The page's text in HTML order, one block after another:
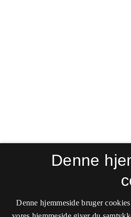
Denne
Denne hjemmeside bruger